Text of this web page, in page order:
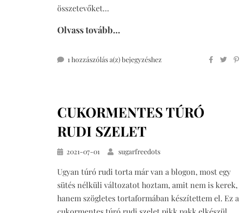
összetevőket…
Olvass tovább...
1 hozzászólás a(z)snickers
gluténmentesen,
sütés
nélkül
bejegyzéshez
CUKORMENTES TÚRÓ
RUDI SZELET
Közzétéve
2021-07-01 sugarfreedots
Ugyan túró rudi torta már van a blogon, most egy
sütés nélküli változatot hoztam, amit nem is kerek,
hanem szögletes tortaformában készítettem el. Ez a